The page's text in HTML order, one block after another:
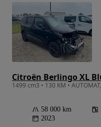
Citroën Berlingo XL
1499 cm3 • 130 KM •
58 000 km
2023